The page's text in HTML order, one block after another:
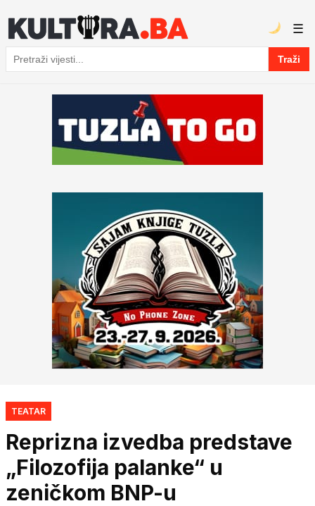
Pretraga
Traži
☰
TEATAR
Reprizna izvedba predstave
„Filozofija palanke“ u
zeničkom BNP-u